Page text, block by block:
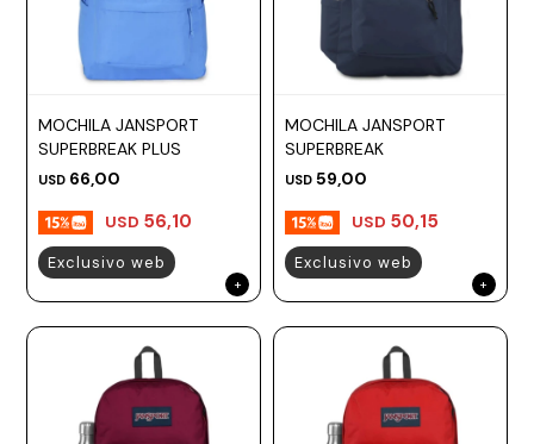
MOCHILA JANSPORT
SUPERBREAK PLUS
USD 66,00
USD 56,10
Exclusivo web
MOCHILA JANSPORT
SUPERBREAK
USD 59,00
USD 50,15
Exclusivo web